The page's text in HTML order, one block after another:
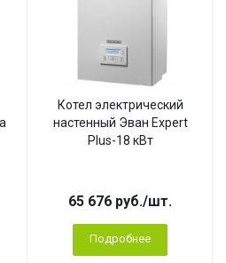
Котел электрический
настенный Эван Expert
Plus-18 кВт
65 676 руб./шт.
Подробнее